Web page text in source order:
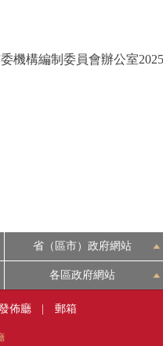
機構編制委員會辦公室
省（區市）政府網站
各區政府網站
佈廳 | 郵箱